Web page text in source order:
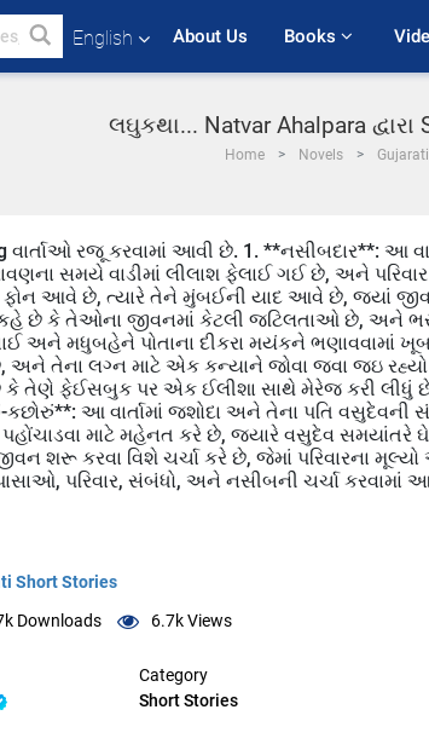
English About Us Books
લઘુકથા... Natvar Ahalpara
Home Novels
રજૂ કરવામાં આવી છે. 1. **નસીબદાર**: આ
સમયે વાડીમાં લીલાશ ફેલાઈ ગઈ છે, અને
આવે છે, ત્યારે તેને મુંબઈની યાદ આવે છે, જ્યાં
છે કે તેઓના જીવનમાં કેટલી જટિલતાઓ છે, અને
અને મધુબહેને પોતાના દીકરા મયંકને ભણાવવામાં
અને તેના લગ્ન માટે એક કન્યાને જોવા જવા જઇ
કે તેણે ફેઈસબુક પર એક ઈલીશા સાથે મેરેજ કરી લીધું છે,
આ વાર્તામાં જશોદા અને તેના પતિ વસુદેવની
પહોંચાડવા માટે મહેનત કરે છે, જ્યારે વસુદેવ
શરૂ કરવા વિશે ચર્ચા કરે છે, જેમાં પરિવારના
પરિવાર, સંબંધો, અને નસીબની ચર્ચા કરવામાં
Short Stories
Downloads 6.7kViews
Category
Short Stories